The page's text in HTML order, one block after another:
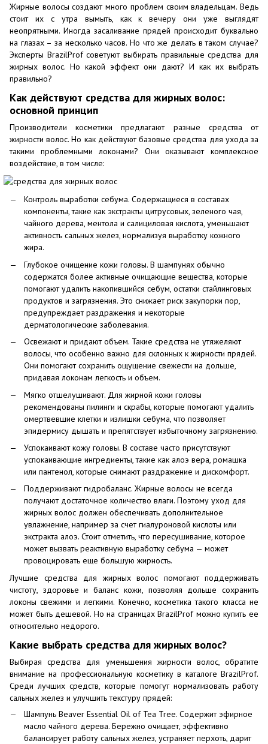
Жирные волосы создают много проблем своим владельцам. Ведь
стоит их с утра вымыть, как к вечеру они уже выглядят
неопрятными. Иногда засаливание прядей происходит буквально
на глазах – за несколько часов. Но что же делать в таком случае?
Эксперты BrazilProf советуют выбирать правильные средства для
жирных волос. Но какой эффект они дают? И как их выбрать
правильно?
Как действуют средства для жирных волос:
основной принцип
Производители косметики предлагают разные средства от
жирности волос. Но как действуют базовые средства для ухода за
такими проблемными локонами? Они оказывают комплексное
воздействие, в том числе:
Контроль выработки себума. Содержащиеся в составах
компоненты, такие как экстракты цитрусовых, зеленого чая,
чайного дерева, ментола и салициловая кислота, уменьшают
активность сальных желез, нормализуя выработку кожного
жира.
Глубокое очищение кожи головы. В шампунях обычно
содержатся более активные очищающие вещества, которые
помогают удалить накопившийся себум, остатки стайлинговых
продуктов и загрязнения. Это снижает риск закупорки пор,
предупреждает раздражения и некоторые
дерматологические заболевания.
Освежают и придают объем. Такие средства не утяжеляют
волосы, что особенно важно для склонных к жирности прядей.
Они помогают сохранить ощущение свежести на дольше,
придавая локонам легкость и объем.
Мягко отшелушивают. Для жирной кожи головы
рекомендованы пилинги и скрабы, которые помогают удалить
омертвевшие клетки и излишки себума, что позволяет
эпидермису дышать и препятствует избыточному загрязнению.
Успокаивают кожу головы. В составе часто присутствуют
успокаивающие ингредиенты, такие как алоэ вера, ромашка
или пантенол, которые снимают раздражение и дискомфорт.
Поддерживают гидробаланс. Жирные волосы не всегда
получают достаточное количество влаги. Поэтому уход для
жирных волос должен обеспечивать дополнительное
увлажнение, например за счет гиалуроновой кислоты или
экстракта алоэ. Стоит отметить, что пересушивание, которое
может вызвать реактивную выработку себума — может
провоцировать еще большую жирность.
Лучшие средства для жирных волос помогают поддерживать
чистоту, здоровье и баланс кожи, позволяя дольше сохранить
локоны свежими и легкими. Конечно, косметика такого класса не
может быть дешевой. Но на страницах BrazilProf можно купить ее
относительно недорого.
Какие выбрать средства для жирных волос?
Выбирая средства для уменьшения жирности волос, обратите
внимание на профессиональную косметику в каталоге BrazilProf.
Среди лучших средств, которые помогут нормализовать работу
сальных желез и улучшить текстуру прядей:
Шампунь Beaver Essential Oil of Tea Tree. Содержит эфирное
масло чайного дерева. Бережно очищает, эффективно
балансирует работу сальных желез, устраняет перхоть, дарит